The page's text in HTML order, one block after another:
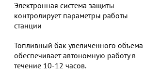
Электронная система защиты
контролирует параметры работы
станции
Топливный бак увеличенного объема
обеспечивает автономную работу в
течение 10-12 часов.